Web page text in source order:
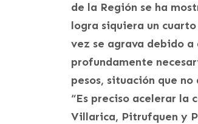
de la Región se ha
logra siquiera un
vez se agrava debido a
profundamente
pesos, situación que
“Es preciso acelerar la
Villarica, Pitrufquen y